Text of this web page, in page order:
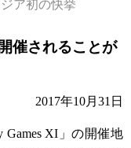
ア初の快挙
催されることが
2017年10月31日
XI」の開催地